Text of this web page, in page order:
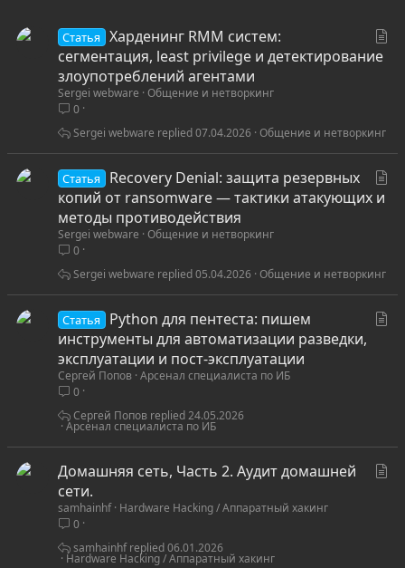
Статья
Харденинг RMM систем:
сегментация, least privilege и детектирование
злоупотреблений агентами
Sergei webware
Общение и нетворкинг
0
Общение и нетворкинг
07.04.2026
Sergei webware
Статья
Recovery Denial: защита резервных
копий от ransomware — тактики атакующих и
методы противодействия
Sergei webware
Общение и нетворкинг
0
Общение и нетворкинг
05.04.2026
Sergei webware
Статья
Python для пентеста: пишем
инструменты для автоматизации разведки,
эксплуатации и пост-эксплуатации
Сергей Попов Арсенал специалиста по ИБ
0
Арсенал специалиста по ИБ
24.05.2026
Сергей Попов
Домашняя сеть, Часть 2. Аудит домашней
сети.
samhainhf Hardware Hacking / Аппаратный хакинг
0
Hardware Hacking / Аппаратный хакинг
06.01.2026
samhainhf